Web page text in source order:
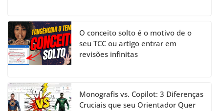
O conceito solto é o motivo de o
seu TCC ou artigo entrar em
revisões infinitas
Monografis vs. Copilot: 3 Diferenças
Cruciais que seu Orientador Quer